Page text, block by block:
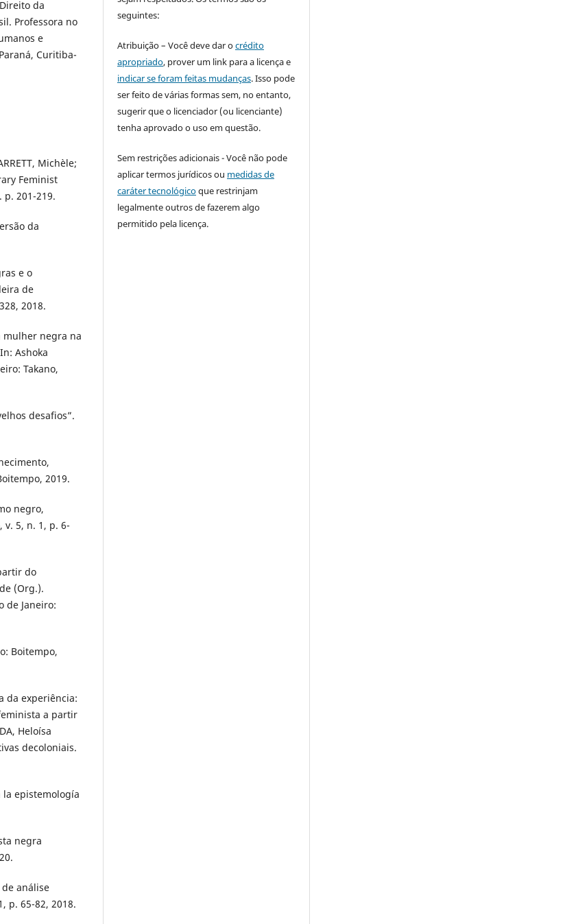
da
Professora no
e
Curitiba-
Michèle;
Feminist
p. 201-219.
da
e o
de
2018.
mulher negra na
Ashoka
Takano,
desafios”.
2019.
negro,
5, n. 1, p. 6-
do
(Org.).
de Janeiro:
Boitempo,
da experiência:
a partir
Heloísa
decoloniais.
la epistemología
negra
de análise
p. 65-82, 2018.
seguintes:
Atribuição – Você deve dar ocrédito
apropriado, prover um link para a licença e
indicar se foram feitas mudanças. Isso pode
ser feito de várias formas sem, no entanto,
sugerir que o licenciador (ou licenciante)
tenha aprovado o uso em questão.
Sem restrições adicionais - Você não pode
aplicar termos jurídicos ou medidas de
caráter tecnológicoque restrinjam
legalmente outros de fazerem algo
permitido pela licença.